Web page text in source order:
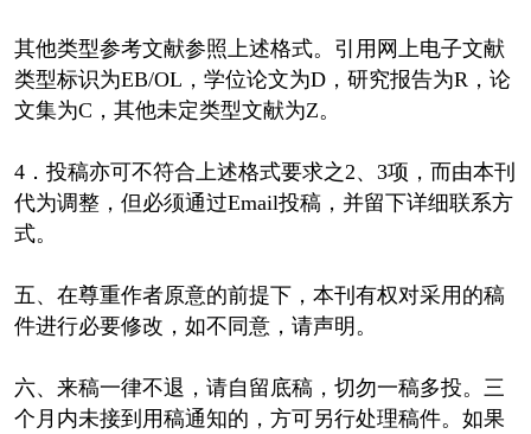
其他类型参考文献参照上述格式。引用网上电子文献
类型标识为EB/OL，学位论文为D，研究报告为R，论
文集为C，其他未定类型文献为Z。
4．投稿亦可不符合上述格式要求之2、3项，而由本刊
代为调整，但必须通过Email投稿，并留下详细联系方
式。
五、在尊重作者原意的前提下，本刊有权对采用的稿
件进行必要修改，如不同意，请声明。
六、来稿一律不退，请自留底稿，切勿一稿多投。三
个月内未接到用稿通知的，方可另行处理稿件。如果